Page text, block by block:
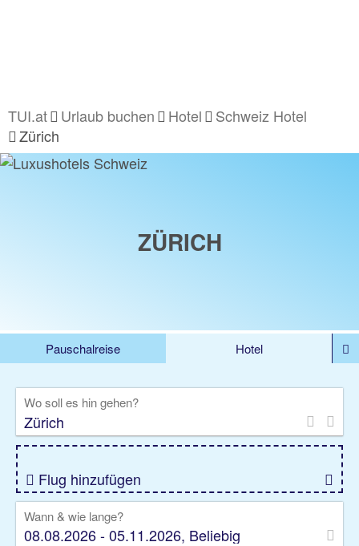
TUI.at Urlaub buchen Hotel
Schweiz Hotel
Zürich
ZÜRICH
Pauschalreise
Hotel
Rundreise
Kreuzfahrt
Gruppenreise
Camper Privattransfer
Wo soll es hin gehen?
Flug hinzufügen
Wann & wie lange?
08.08.2026 - 05.11.2026, Beliebig